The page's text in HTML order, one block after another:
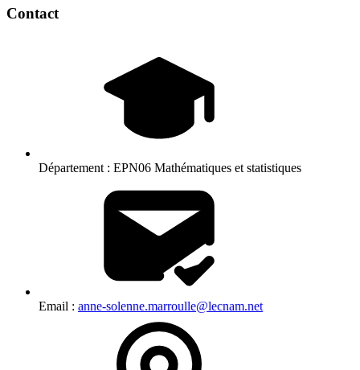
Contact
Département : EPN06 Mathématiques et statistiques
Email : anne-solenne.marroulle@lecnam.net